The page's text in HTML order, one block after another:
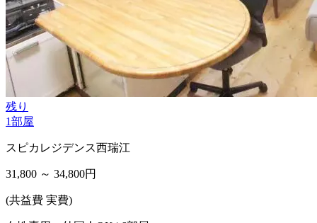
残り
1部屋
スピカレジデンス西瑞江
31,800 ～ 34,800円
(共益費 実費)